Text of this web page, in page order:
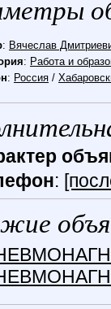
: Вячеслав
: Работа и
: Россия /
: